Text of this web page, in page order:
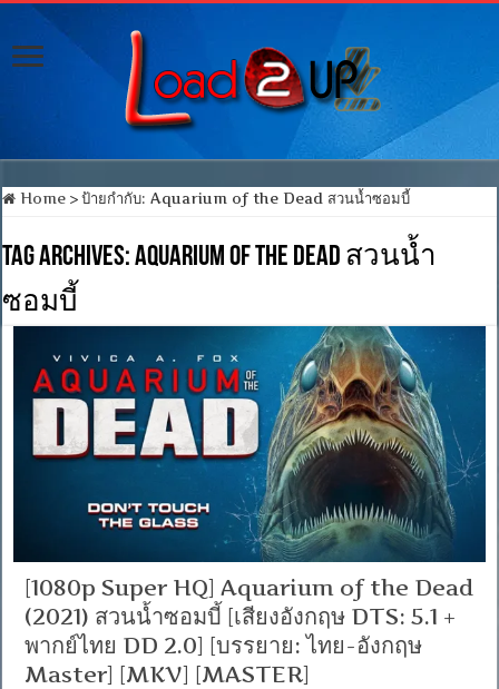
Home > ป้ายกำกับ:Aquarium of the Dead สวนน้ำซอมบี้
Tag Archives:Aquarium of the Dead สวนน้ำ
ซอมบี้
[1080p Super HQ] Aquarium of the Dead
(2021) สวนน้ำซอมบี้ [เสียงอังกฤษ DTS: 5.1 +
พากย์ไทย DD 2.0] [บรรยาย: ไทย-อังกฤษ
Master] [MKV] [MASTER]